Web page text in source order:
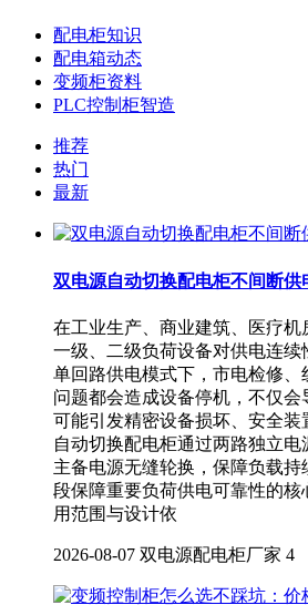
配电柜知识
配电箱动态
变频柜资料
PLC控制柜智造
推荐
热门
最新
双电源自动切换配电柜不间断供
在工业生产、商业建筑、医疗机
一级、二级负荷设备对供电连
单回路供电模式下，市电检修
问题都会造成设备停机，不仅
可能引发精密设备损坏、安全
自动切换配电柜通过两路独立
主备电源无缝轮换，保障负载
段保障重要负荷供电可靠性的
用范围与设计依
2026-08-07 双电源配电柜厂家 4